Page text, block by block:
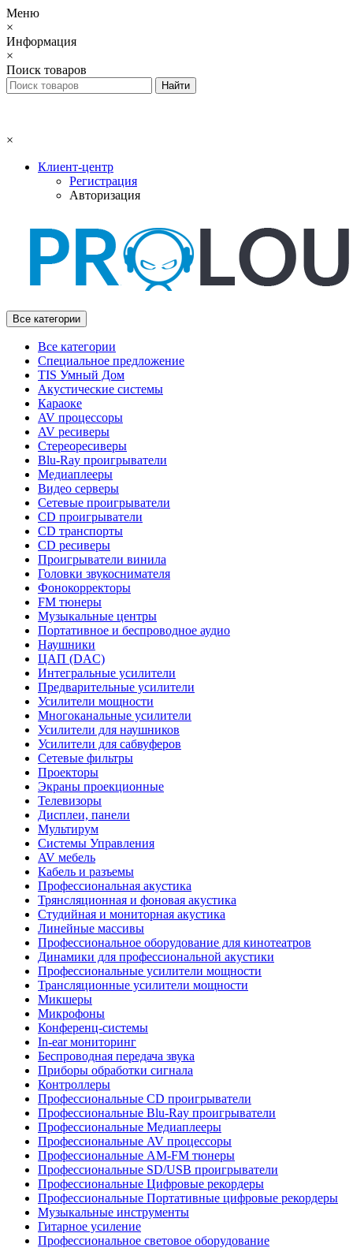
Меню
×
Информация
×
Поиск товаров
×
Клиент-центр
Регистрация
Авторизация
Все категории
Все категории
Специальное предложение
TIS Умный Дом
Акустические системы
Караоке
AV процессоры
AV ресиверы
Стереоресиверы
Blu-Ray проигрыватели
Медиаплееры
Видео серверы
Сетевые проигрыватели
CD проигрыватели
CD транспорты
CD ресиверы
Проигрыватели винила
Головки звукоснимателя
Фонокорректоры
FM тюнеры
Музыкальные центры
Портативное и беспроводное аудио
Наушники
ЦАП (DAC)
Интегральные усилители
Предварительные усилители
Усилители мощности
Многоканальные усилители
Усилители для наушников
Усилители для сабвуферов
Сетевые фильтры
Проекторы
Экраны проекционные
Телевизоры
Дисплеи, панели
Мультирум
Системы Управления
AV мебель
Кабель и разъемы
Профессиональная акустика
Трянсляционная и фоновая акустика
Студийная и мониторная акустика
Линейные массивы
Профессиональное оборудование для кинотеатров
Динамики для профессиональной акустики
Профессиональные усилители мощности
Трансляционные усилители мощности
Микшеры
Микрофоны
Конференц-системы
In-ear мониторинг
Беспроводная передача звука
Приборы обработки сигнала
Контроллеры
Профессиональные СD проигрыватели
Профессиональные Blu-Ray проигрыватели
Профессиональные Медиаплееры
Профессиональные AV процессоры
Профессиональные AM-FM тюнеры
Профессиональные SD/USB проигрыватели
Профессиональные Цифровые рекордеры
Профессиональные Портативные цифровые рекордеры
Музыкальные инструменты
Гитарное усиление
Профессиональное световое оборудование